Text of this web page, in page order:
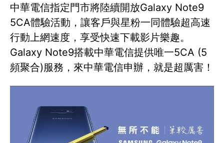
中華電信指定門市將陸續開放Galaxy Note9
5CA體驗活動，讓客戶與星粉一同體驗超高速
行動上網速度，享受快速下載影片樂趣。
Galaxy Note9搭載中華電信提供唯一5CA (5
頻聚合)服務，來中華電信申辦，就是超厲害！